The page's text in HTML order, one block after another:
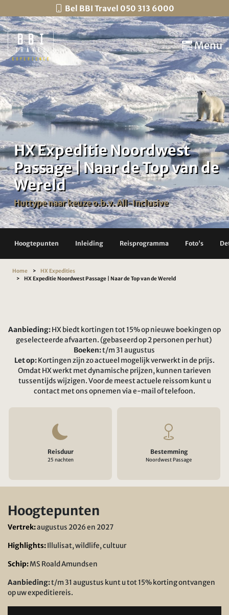
Bel BBI Travel 050 313 6000
Menu
HX Expeditie Noordwest
Passage | Naar de Top van de
Wereld
Huttype naar keuze o.b.v. All-Inclusive
Hoogtepunten Inleiding Reisprogramma Foto's
Home
HX Expedities
HX Expeditie Noordwest Passage | Naar de Top van de Wereld
Aanbieding:HX biedt kortingen tot 15% op nieuwe boekingen op
geselecteerde afvaarten. (gebaseerd op 2 personen per hut)
Boeken:t/m 31 augustus
Let op:Kortingen zijn zo actueel mogelijk verwerkt in de prijs.
Omdat HX werkt met dynamische prijzen, kunnen tarieven
tussentijds wijzigen. Voor de meest actuele reissom kunt u
contact met ons opnemen via e-mail of telefoon.
Reisduur
25 nachten
Bestemming
Noordwest Passage
Hoogtepunten
Vertrek:augustus 2026 en 2027
Highlights:Illulisat, wildlife, cultuur
Schip:MS Roald Amundsen
Aanbieding:t/m 31 augustus kunt u tot 15% korting ontvangen
op uw expeditiereis.